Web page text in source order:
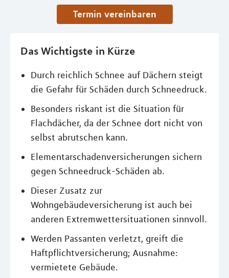
Termin vereinbaren
Das Wichtigste in Kürze
Durch reichlich Schnee auf Dächern steigt
die Gefahr für Schäden durch Schneedruck.
Besonders riskant ist die Situation für
Flachdächer, da der Schnee dort nicht von
selbst abrutschen kann.
Elementarschadenversicherungen sichern
gegen Schneedruck-Schäden ab.
Dieser Zusatz zur
Wohngebäudeversicherung ist auch bei
anderen Extremwettersituationen sinnvoll.
Werden Passanten verletzt, greift die
Haftpflichtversicherung; Ausnahme:
vermietete Gebäude.